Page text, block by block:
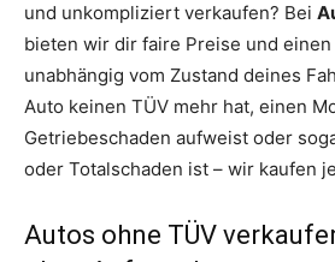
und unkompliziert verkaufen? Bei
bieten wir dir faire Preise und
unabhängig vom Zustand deines
Auto keinen TÜV mehr hat, einen
Getriebeschaden aufweist oder
oder Totalschaden ist – wir kaufen
Autos ohne TÜV